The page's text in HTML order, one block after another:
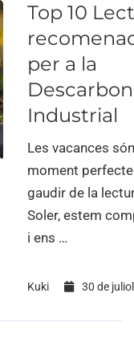
Top 10
per a la
Industrial
Les vacances
moment
gaudir de la
Soler, estem
i ens …
Kuki 30 de